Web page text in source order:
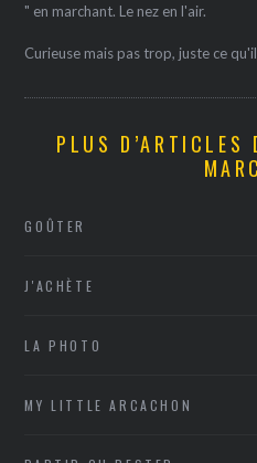
" en marchant. Le nez en l'air.
Curieuse mais pas trop, juste ce
PLUS D’ARTICLES
GOÛTER
J'ACHÈTE
LA PHOTO
MY LITTLE ARCACHON